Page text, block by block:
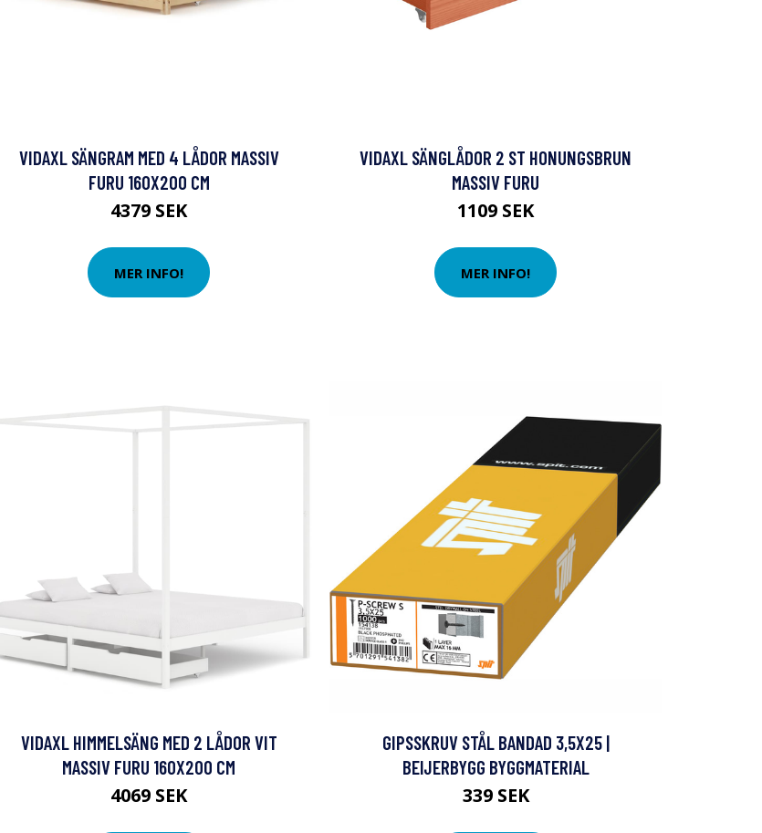
VIDAXL SÄNGRAM MED 4 LÅDOR MASSIV
FURU 160X200 CM
4379 SEK
MER INFO!
VIDAXL SÄNGLÅDOR 2 ST HONUNGSBRUN
MASSIV FURU
1109 SEK
MER INFO!
VIDAXL HIMMELSÄNG MED 2 LÅDOR VIT
MASSIV FURU 160X200 CM
4069 SEK
GIPSSKRUV STÅL BANDAD 3,5X25 |
BEIJERBYGG BYGGMATERIAL
339 SEK